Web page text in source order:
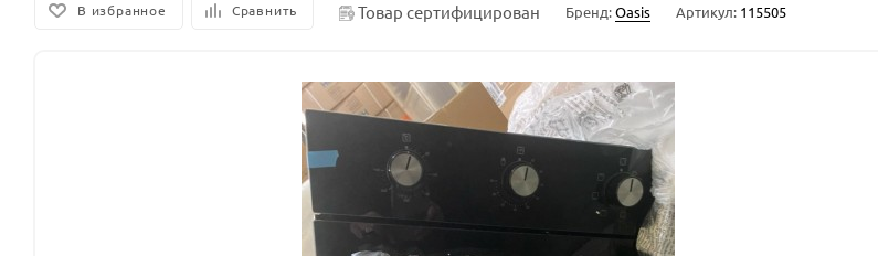
В избранное Сравнить Товар сертифицирован Бренд:Oasis Артикул: 115505